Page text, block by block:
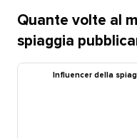
Quante volte al
spiaggia
Influencer della